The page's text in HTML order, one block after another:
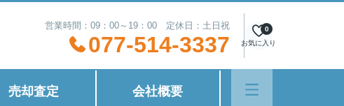
営業時間：09：00～19：00 定休日：土日祝
077-514-3337 お気に入り
0
売却査定 会社概要